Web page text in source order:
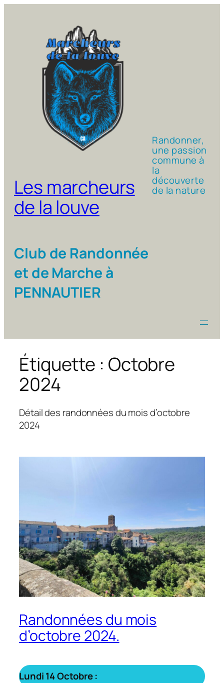
Les marcheurs
de la louve
Club de Randonnée
et de Marche à
PENNAUTIER
Randonner,
une passion
commune à
la
découverte
de la nature
Étiquette : Octobre
2024
Détail des randonnées du mois d’octobre
2024
Randonnées du mois
d’octobre 2024.
Lundi 14 Octobre :